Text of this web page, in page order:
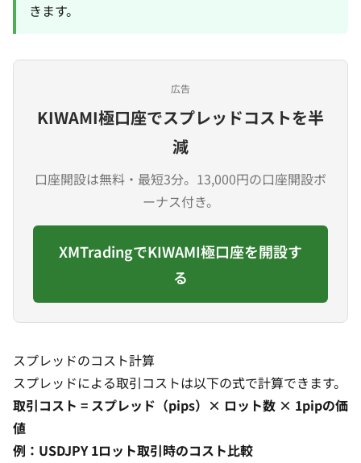
きます。
広告
KIWAMI極口座でスプレッドコストを半
減
口座開設は無料・最短3分。13,000円の口座開設ボ
ーナス付き。
XMTradingでKIWAMI極口座を開設す
る
スプレッドのコスト計算
スプレッドによる取引コストは以下の式で計算できます。
取引コスト = スプレッド（pips）× ロット数 × 1pipの価
値
例：USDJPY 1ロット取引時のコスト比較